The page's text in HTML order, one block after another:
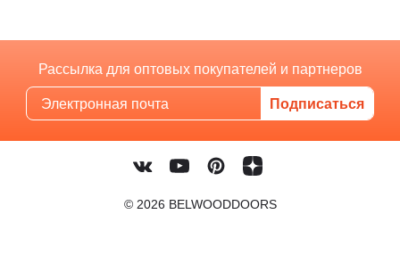
Рассылка для оптовых покупателей и партнеров
© 2026 BELWOODDOORS